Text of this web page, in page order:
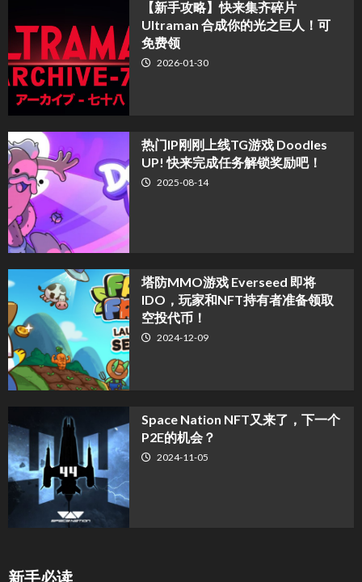
【新手攻略】快来集齐碎片
Ultraman 合成你的光之巨人！可
免费领
2026-01-30
热门IP刚刚上线TG游戏 Doodles
UP! 快来完成任务解锁奖励吧！
2025-08-14
塔防MMO游戏 Everseed 即将
IDO，玩家和NFT持有者准备领取
空投代币！
2024-12-09
Space Nation NFT又来了，下一个
P2E的机会？
2024-11-05
新手必读